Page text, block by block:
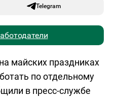
Telegram
майских праздниках
по отдельному
в пресс-службе